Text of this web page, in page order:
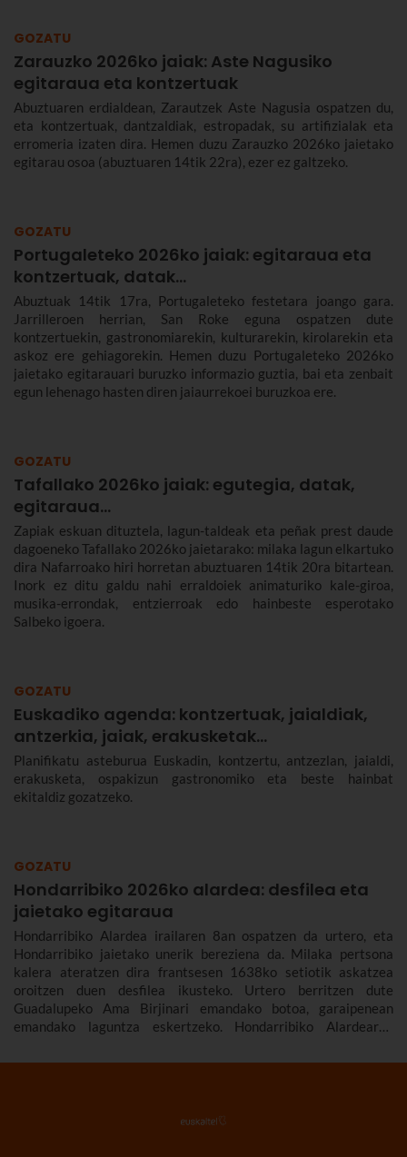
GOZATU
Zarauzko 2026ko jaiak: Aste Nagusiko
egitaraua eta kontzertuak
Abuztuaren erdialdean, Zarautzek Aste Nagusia ospatzen du,
eta kontzertuak, dantzaldiak, estropadak, su artifizialak eta
erromeria izaten dira. Hemen duzu Zarauzko 2026ko jaietako
egitarau osoa (abuztuaren 14tik 22ra), ezer ez galtzeko.
GOZATU
Portugaleteko 2026ko jaiak: egitaraua eta
kontzertuak, datak...
Abuztuak 14tik 17ra, Portugaleteko festetara joango gara.
Jarrilleroen herrian, San Roke eguna ospatzen dute
kontzertuekin, gastronomiarekin, kulturarekin, kirolarekin eta
askoz ere gehiagorekin. Hemen duzu Portugaleteko 2026ko
jaietako egitarauari buruzko informazio guztia, bai eta zenbait
egun lehenago hasten diren jaiaurrekoei buruzkoa ere.
GOZATU
Tafallako 2026ko jaiak: egutegia, datak,
egitaraua...
Zapiak eskuan dituztela, lagun-taldeak eta peñak prest daude
dagoeneko Tafallako 2026ko jaietarako: milaka lagun elkartuko
dira Nafarroako hiri horretan abuztuaren 14tik 20ra bitartean.
Inork ez ditu galdu nahi erraldoiek animaturiko kale-giroa,
musika-errondak, entzierroak edo hainbeste esperotako
Salbeko igoera.
GOZATU
Euskadiko agenda: kontzertuak, jaialdiak,
antzerkia, jaiak, erakusketak…
Planifikatu asteburua Euskadin, kontzertu, antzezlan, jaialdi,
erakusketa, ospakizun gastronomiko eta beste hainbat
ekitaldiz gozatzeko.
GOZATU
Hondarribiko 2026ko alardea: desfilea eta
jaietako egitaraua
Hondarribiko Alardea irailaren 8an ospatzen da urtero, eta
Hondarribiko jaietako unerik bereziena da. Milaka pertsona
kalera ateratzen dira frantsesen 1638ko setiotik askatzea
oroitzen duen desfilea ikusteko. Urtero berritzen dute
Guadalupeko Ama Birjinari emandako botoa, garaipenean
emandako laguntza eskertzeko. Hondarribiko Alardearen
egitarauari buruz gehiago kontatuko dizugu. Gogoan hartu,